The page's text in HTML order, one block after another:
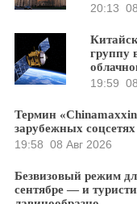
20:13
группу
19:59
Термин
зарубежных соцсетях
19:58 08 Авг 2026
Безвизовый режим
сентябре — и